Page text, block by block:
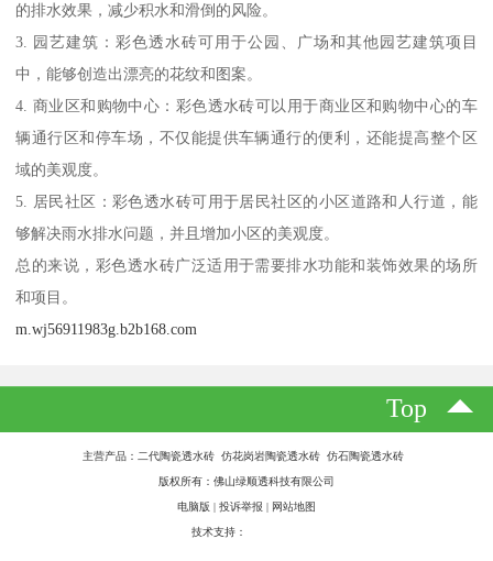
的排水效果，减少积水和滑倒的风险。
3. 园艺建筑：彩色透水砖可用于公园、广场和其他园艺建筑项目
中，能够创造出漂亮的花纹和图案。
4. 商业区和购物中心：彩色透水砖可以用于商业区和购物中心的车
辆通行区和停车场，不仅能提供车辆通行的便利，还能提高整个区
域的美观度。
5. 居民社区：彩色透水砖可用于居民社区的小区道路和人行道，能
够解决雨水排水问题，并且增加小区的美观度。
总的来说，彩色透水砖广泛适用于需要排水功能和装饰效果的场所
和项目。
m.wj56911983g.b2b168.com
Top
主营产品：二代陶瓷透水砖 仿花岗岩陶瓷透水砖 仿石陶瓷透水砖
版权所有：佛山绿顺透科技有限公司
电脑版 | 投诉举报 | 网站地图
技术支持：